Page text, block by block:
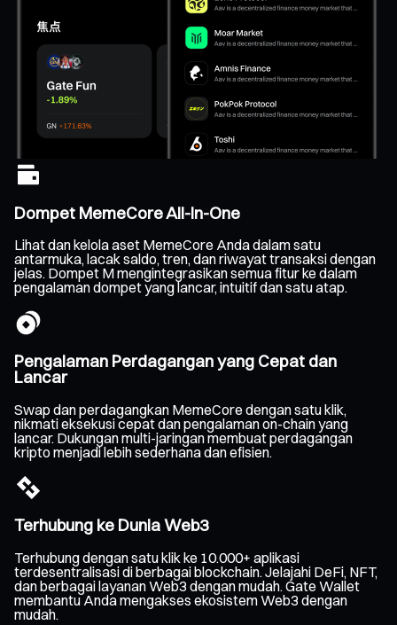
Dompet MemeCore All-In-One
Lihat dan kelola aset MemeCore Anda dalam satu
antarmuka, lacak saldo, tren, dan riwayat transaksi dengan
jelas. Dompet M mengintegrasikan semua fitur ke dalam
pengalaman dompet yang lancar, intuitif dan satu atap.
Pengalaman Perdagangan yang Cepat dan
Lancar
Swap dan perdagangkan MemeCore dengan satu klik,
nikmati eksekusi cepat dan pengalaman on-chain yang
lancar. Dukungan multi-jaringan membuat perdagangan
kripto menjadi lebih sederhana dan efisien.
Terhubung ke Dunia Web3
Terhubung dengan satu klik ke 10.000+ aplikasi
terdesentralisasi di berbagai blockchain. Jelajahi DeFi, NFT,
dan berbagai layanan Web3 dengan mudah. Gate Wallet
membantu Anda mengakses ekosistem Web3 dengan
mudah.